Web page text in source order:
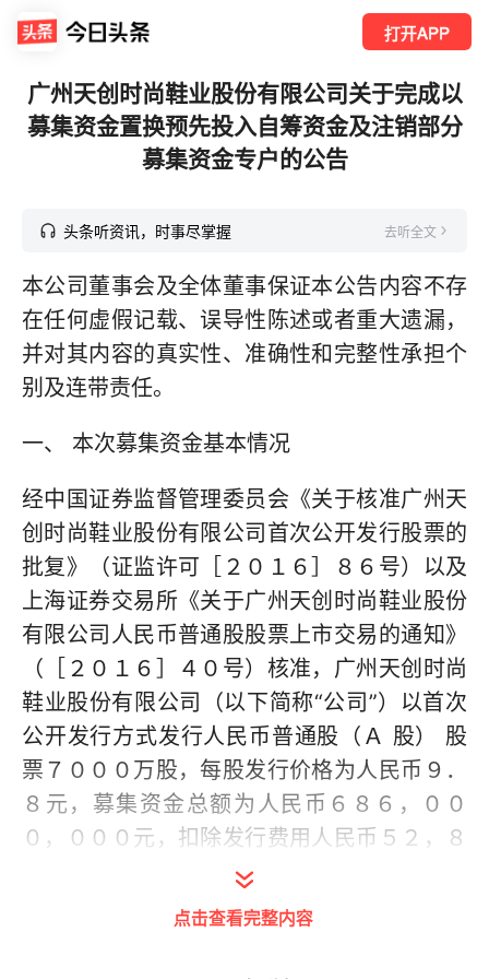
打开APP
广州天创时尚鞋业股份有限公司关于完成以
募集资金置换预先投入自筹资金及注销部分
募集资金专户的公告
头条听资讯，时事尽掌握 去听全文
本公司董事会及全体董事保证本公告内容不存
在任何虚假记载、误导性陈述或者重大遗漏，
并对其内容的真实性、准确性和完整性承担个
别及连带责任。
一、 本次募集资金基本情况
经中国证券监督管理委员会《关于核准广州天
创时尚鞋业股份有限公司首次公开发行股票的
批复》（证监许可［２０１６］８６号）以及
上海证券交易所《关于广州天创时尚鞋业股份
有限公司人民币普通股股票上市交易的通知》
（［２０１６］４０号）核准，广州天创时尚
鞋业股份有限公司（以下简称“公司”）以首次
公开发行方式发行人民币普通股（Ａ 股） 股
票７０００万股，每股发行价格为人民币９．
８元，募集资金总额为人民币６８６，００
０，０００元，扣除发行费用人民币５２，８
３８，２００元后募集资金净额为人民币６３
３，１６１，８００元。上述募集资金到位情
合伙）验证，并于２０１６年２月６日出具了
点击查看完整内容